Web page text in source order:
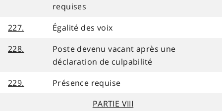
requises
227.
Égalité des voix
228.
Poste devenu vacant après une
déclaration de culpabilité
229.
Présence requise
PARTIE VIII